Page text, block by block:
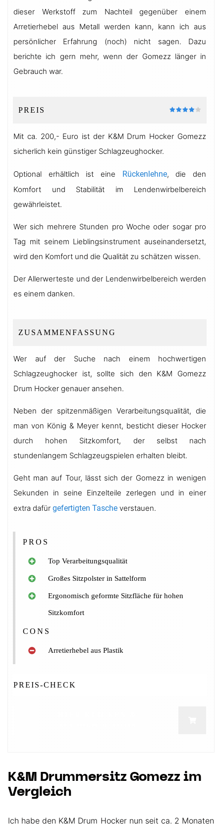
dieser Werkstoff zum Nachteil gegenüber einem
Arretierhebel aus Metall werden kann, kann ich aus
persönlicher Erfahrung (noch) nicht sagen. Dazu
berichte ich gern mehr, wenn der Gomezz länger in
Gebrauch war.
PREIS
Mit ca. 200,- Euro ist der K&M Drum Hocker Gomezz
sicherlich kein günstiger Schlagzeughocker.
Optional erhältlich ist eine Rückenlehne, die den
Komfort und Stabilität im Lendenwirbelbereich
gewährleistet.
Wer sich mehrere Stunden pro Woche oder sogar pro
Tag mit seinem Lieblingsinstrument auseinandersetzt,
wird den Komfort und die Qualität zu schätzen wissen.
Der Allerwerteste und der Lendenwirbelbereich werden
es einem danken.
ZUSAMMENFASSUNG
Wer auf der Suche nach einem hochwertigen
Schlagzeughocker ist, sollte sich den K&M Gomezz
Drum Hocker genauer ansehen.
Neben der spitzenmäßigen Verarbeitungsqualität, die
man von König & Meyer kennt, besticht dieser Hocker
durch hohen Sitzkomfort, der selbst nach
stundenlangem Schlagzeugspielen erhalten bleibt.
Geht man auf Tour, lässt sich der Gomezz in wenigen
Sekunden in seine Einzelteile zerlegen und in einer
extra dafür gefertigten Tasche verstauen.
PROS
Top Verarbeitungsqualität
Großes Sitzpolster in Sattelform
Ergonomisch geformte Sitzfläche für hohen
Sitzkomfort
CONS
Arretierhebel aus Plastik
PREIS-CHECK
K&M Drummersitz Gomezz im
Vergleich
Ich habe den K&M Drum Hocker nun seit ca. 2 Monaten